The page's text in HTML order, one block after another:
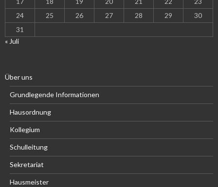
24
25 26 27 28 29
30
31
« Juli
Über uns
Grundlegende Informationen
Hausordnung
Kollegium
Schulleitung
Sekretariat
Hausmeister